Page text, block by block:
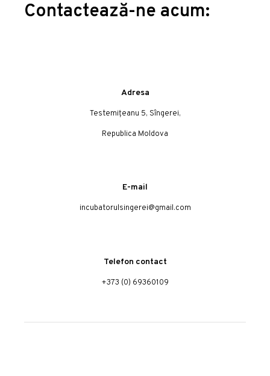
Contactează-ne acum:
Adresa
Testemițeanu 5, Sîngerei,
Republica Moldova
E-mail
incubatorulsingerei@gmail.com
Telefon contact
+373 (0) 69360109